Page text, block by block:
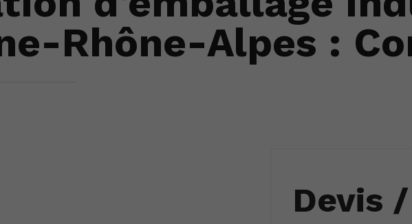
Rhône-Alpes :
Devis